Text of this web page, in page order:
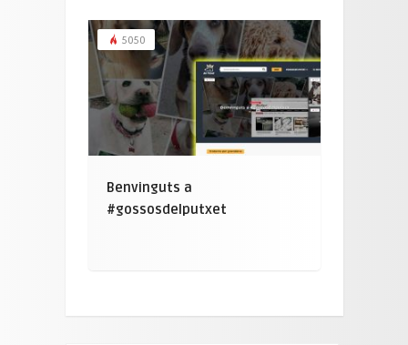
5050
Benvinguts a
#gossosdelputxet